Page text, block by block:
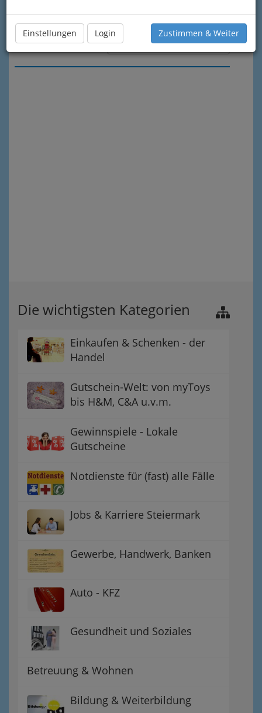
Einstellungen Login Zustimmen & Weiter
Meine Nachricht senden
Die wichtigsten Kategorien
Einkaufen & Schenken - der
Handel
Gutschein-Welt: von myToys
bis H&M, C&A u.v.m.
Gewinnspiele - Lokale
Gutscheine
Notdienste für (fast) alle Fälle
Jobs & Karriere Steiermark
Gewerbe, Handwerk, Banken
Auto - KFZ
Gesundheit und Soziales
Betreuung & Wohnen
Bildung & Weiterbildung